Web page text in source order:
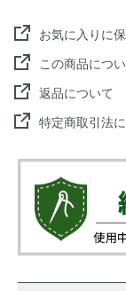
お気に入りに
この商品につ
返品について
特定商取引法